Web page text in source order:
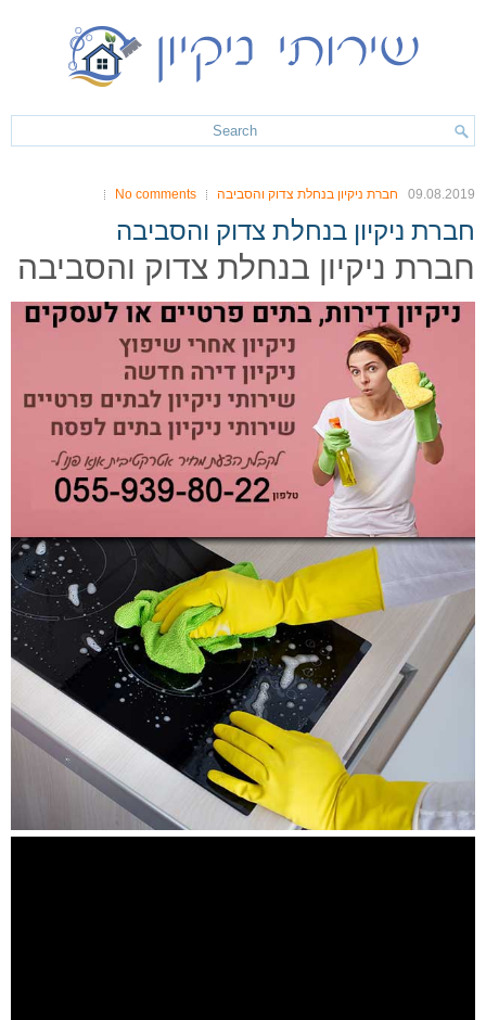
09.08.2019 חברת ניקיון בנחלת צדוק והסביבה No comments
חברת ניקיון בנחלת צדוק והסביבה
חברת ניקיון בנחלת צדוק והסביבה